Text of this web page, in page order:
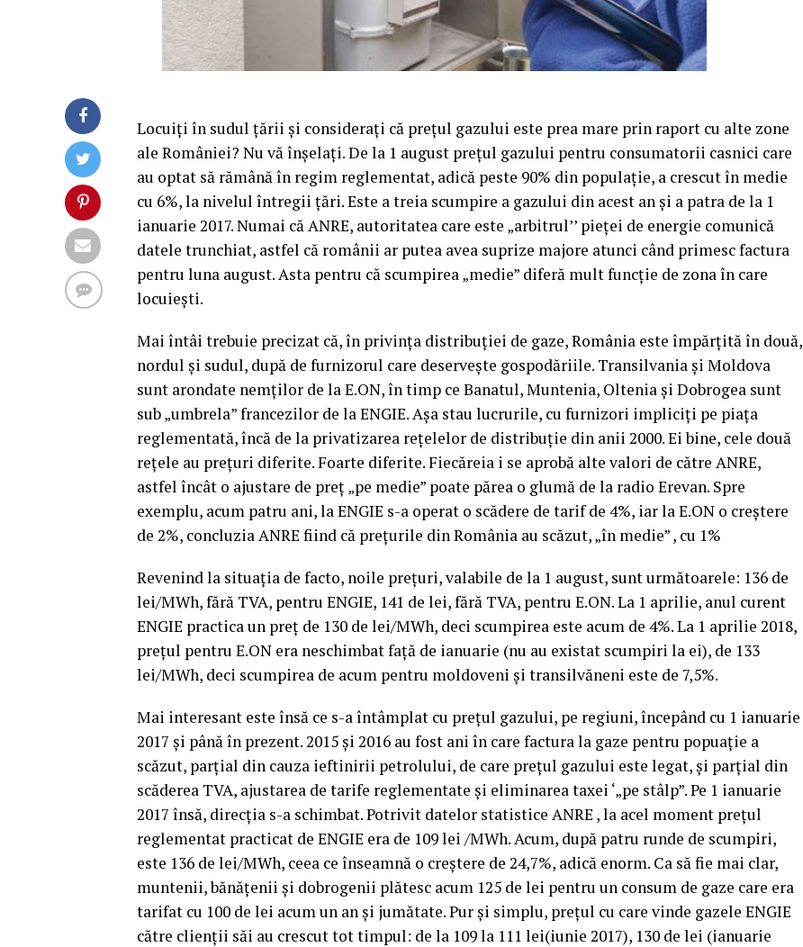
Locuiţi în sudul ţării şi consideraţi că preţul gazului este prea mare prin raport cu alte zone
ale României? Nu vă înşelaţi. De la 1 august preţul gazului pentru consumatorii casnici care
au optat să rămână în regim reglementat, adică peste 90% din populaţie, a crescut în medie
cu 6%, la nivelul întregii ţări. Este a treia scumpire a gazului din acest an şi a patra de la 1
ianuarie 2017. Numai că ANRE, autoritatea care este „arbitrul’’ pieţei de energie comunică
datele trunchiat, astfel că românii ar putea avea suprize majore atunci când primesc factura
pentru luna august.Asta pentru că scumpirea „medie” diferă mult funcţie de zona în care
locuieşti.
Mai întâi trebuie precizat că, în privinţa distribuţiei de gaze, România este împărţită în două,
nordul şi sudul, după de furnizorul care deserveşte gospodăriile. Transilvania şi Moldova
sunt arondate nemţilor de la E.ON, în timp ce Banatul, Muntenia, Oltenia şi Dobrogea sunt
sub „umbrela” francezilor de la ENGIE. Aşa stau lucrurile, cu furnizori impliciţi pe piaţa
reglementată, încă de la privatizarea reţelelor de distribuţie din anii 2000. Ei bine, cele două
reţele au preţuri diferite. Foarte diferite. Fiecăreia i se aprobă alte valori de către ANRE,
astfel încât o ajustare de preţ „pe medie” poate părea o glumă de la radio Erevan. Spre
exemplu, acum patru ani, la ENGIE s-a operat o scădere de tarif de 4%, iar la E.ON o creştere
de 2%, concluzia ANRE fiind că preţurile din România au scăzut, „în medie” , cu 1%
Revenind la situaţia de facto, noile preţuri, valabile de la 1 august, sunt următoarele: 136 de
lei/MWh, fără TVA, pentru ENGIE, 141 de lei, fără TVA, pentru E.ON. La 1 aprilie, anul curent
ENGIE practica un preţ de 130 de lei/MWh, deci scumpirea este acum de 4%. La 1 aprilie 2018,
preţul pentru E.ON era neschimbat faţă de ianuarie (nu au existat scumpiri la ei), de 133
lei/MWh, deci scumpirea de acum pentru moldoveni şi transilvăneni este de 7,5%.
Mai interesant este însă ce s-a întâmplat cu preţul gazului, pe regiuni, începând cu 1 ianuarie
2017 şi până în prezent. 2015 şi 2016 au fost ani în care factura la gaze pentru popuaţie a
scăzut, parţial din cauza ieftinirii petrolului, de care preţul gazului este legat, şi parţial din
scăderea TVA, ajustarea de tarife reglementate şi eliminarea taxei ‘„pe stâlp”. Pe 1 ianuarie
2017 însă, direcţia s-a schimbat. Potrivit datelor statistice ANRE , la acel moment preţul
reglementat practicat de ENGIE era de 109 lei /MWh. Acum, după patru runde de scumpiri,
este 136 de lei/MWh, ceea ce înseamnă o creştere de 24,7%, adică enorm. Ca să fie mai clar,
muntenii, bănăţenii şi dobrogenii plătesc acum 125 de lei pentru un consum de gaze care era
tarifat cu 100 de lei acum un an şi jumătate. Pur şi simplu, preţul cu care vinde gazele ENGIE
către clienţii săi au crescut tot timpul: de la 109 la 111 lei(iunie 2017), 130 de lei (ianuarie